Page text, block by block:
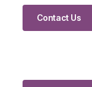
Contact Us